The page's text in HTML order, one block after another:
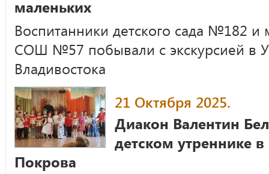
маленьких
Воспитанники детского сада №182
СОШ №57 побывали с экскурсией в
Владивостока
21 Октября 2025.
Диакон Валентин
детском утреннике
Покрова